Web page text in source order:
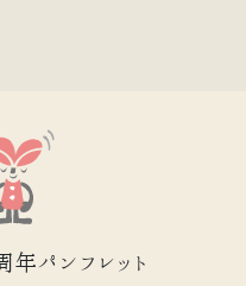
パンフレット